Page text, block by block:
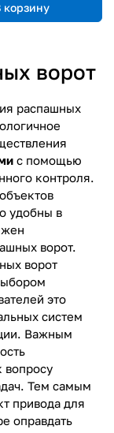
корзину
ворот
распашных
с помощью
контроля.
удобны в
ворот.
ворот
это
систем
Важным
вопросу
Тем самым
привода для
оправдать